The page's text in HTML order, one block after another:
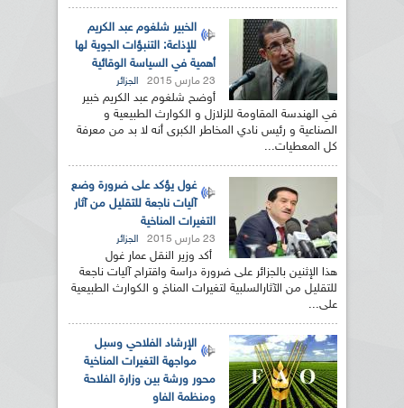
الخبير شلغوم عبد الكريم
للإذاعة: التنبؤات الجوية لها
أهمية في السياسة الوقائية
23 مارس 2015 الجزائر
أوضح شلغوم عبد الكريم خبير
في الهندسة المقاومة للزلازل و الكوارث الطبيعية و
الصناعية و رئيس نادي المخاطر الكبرى أنه لا بد من معرفة
كل المعطيات...
غول يؤكد على ضرورة وضع
آليات ناجعة للتقليل من آثار
التغيرات المناخية
23 مارس 2015 الجزائر
أكد وزير النقل عمار غول
هذا الإثنين بالجزائر على ضرورة دراسة واقتراح آليات ناجعة
للتقليل من الآثارالسلبية لتغيرات المناخ و الكوارث الطبيعية
على...
الإرشاد الفلاحي وسبل
مواجهة التغيرات المناخية
محور ورشة بين وزارة الفلاحة
ومنظمة الفاو